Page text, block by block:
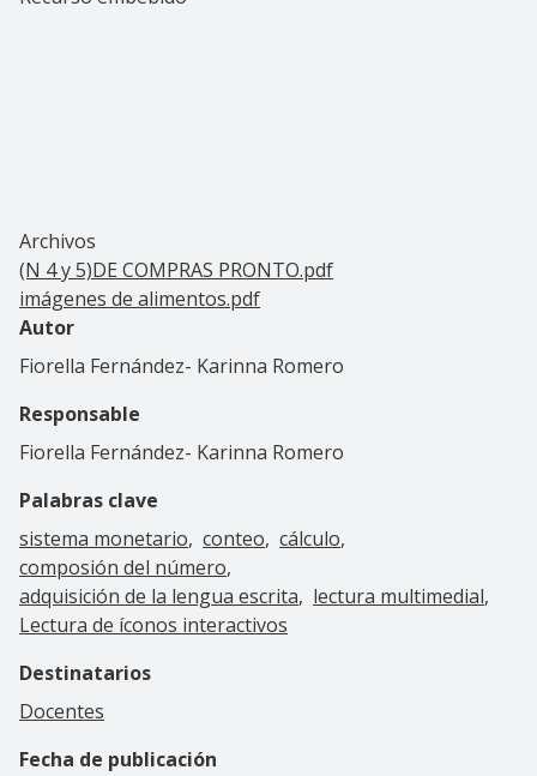
Archivos
(N 4 y 5)DE COMPRAS PRONTO.pdf
imágenes de alimentos.pdf
Autor
Fiorella Fernández- Karinna Romero
Responsable
Fiorella Fernández- Karinna Romero
Palabras clave
sistema monetario conteo cálculo
composión del número
adquisición de la lengua escrita
lectura multimedial
Lectura de íconos interactivos
Destinatarios
Docentes
Fecha de publicación